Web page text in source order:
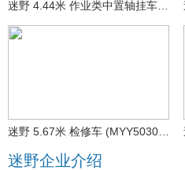
迷野企业介绍